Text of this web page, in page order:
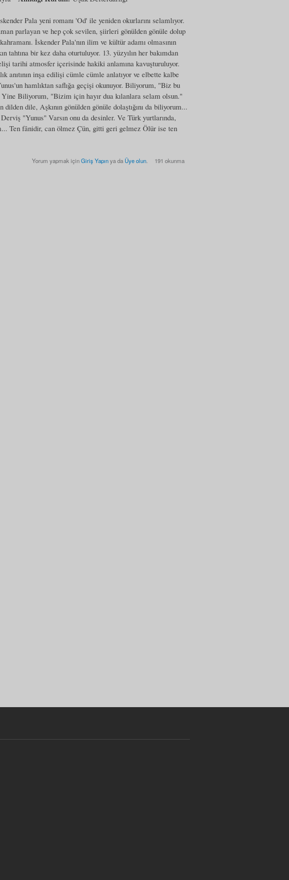
Pala yeni romanı 'Od' ile yeniden okurlarını selamlıyor.
parlayan ve hep çok sevilen, şiirleri gönülden gönüle dolup
İskender Pala'nın ilim ve kültür adamı olmasının
bir kez daha oturtuluyor. 13. yüzyılın her bakımdan
tarihi atmosfer içerisinde hakiki anlamına kavuşturuluyor.
anıtının inşa edilişi cümle cümle anlatıyor ve elbette kalbe
hamlıktan saflığa geçişi okunuyor. Biliyorum, "Biz bu
Biliyorum, "Bizim için hayır dua kılanlara selam olsun."
dile, Aşkının gönülden gönüle dolaştığını da biliyorum...
"Yunus" Varsın onu da desinler. Ve Türk yurtlarında,
Ten fânidir, can ölmez Çün, gitti geri gelmez Ölür ise ten
Yorum yapmak içinGiriş Yapınya da Üye olun. 191 okunma